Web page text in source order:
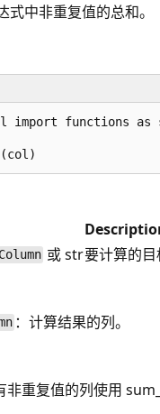
中非重复值的总和。
import functions as
或 str要计算的目
：计算结果的列。
非重复值的列使用